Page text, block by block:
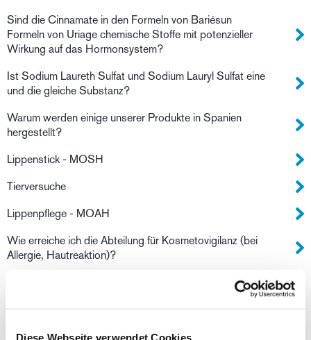
Diese Webseite verwendet Cookies
Sind die Cinnamate in den Formeln von Bariésun
Formeln von Uriage chemische Stoffe mit potenzieller
Wirkung auf das Hormonsystem?
Ist Sodium Laureth Sulfat und Sodium Lauryl Sulfat eine
und die gleiche Substanz?
Warum werden einige unserer Produkte in Spanien
hergestellt?
Lippenstick - MOSH
Tierversuche
Lippenpflege - MOAH
Wie erreiche ich die Abteilung für Kosmetovigilanz (bei
Allergie, Hautreaktion)?
Welche Zahlungsmöglichkeiten gibt es auf Uriage.de?
Wie kann ich den Uriage Newsletter abonnieren?